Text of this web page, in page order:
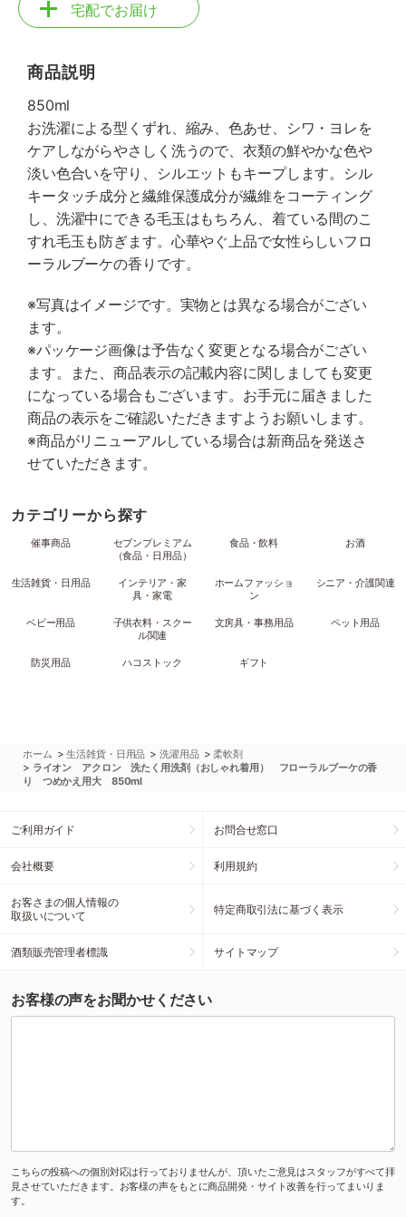
宅配でお届け
商品説明
850ml
お洗濯による型くずれ、縮み、色あせ、シワ・ヨレを
ケアしながらやさしく洗うので、衣類の鮮やかな色や
淡い色合いを守り、シルエットもキープします。シル
キータッチ成分と繊維保護成分が繊維をコーティング
し、洗濯中にできる毛玉はもちろん、着ている間のこ
すれ毛玉も防ぎます。心華やぐ上品で女性らしいフロ
ーラルブーケの香りです。
※写真はイメージです。実物とは異なる場合がござい
ます。
※パッケージ画像は予告なく変更となる場合がござい
ます。また、商品表示の記載内容に関しましても変更
になっている場合もございます。お手元に届きました
商品の表示をご確認いただきますようお願いします。
※商品がリニューアルしている場合は新商品を発送さ
せていただきます。
カテゴリーから探す
催事商品
セブンプレミアム
（食品・日用品）
食品・飲料 お酒
生活雑貨・日用品
インテリア・家
具・家電
ホームファッショ
ン
シニア・介護関連
ベビー用品
子供衣料・スクー
ル関連
文房具・事務用品 ペット用品
防災用品 ハコストック ギフト
ホーム >生活雑貨・日用品 >洗濯用品 >柔軟剤
> ライオン アクロン 洗たく用洗剤（おしゃれ着用） フローラルブーケの香
り つめかえ用大 850ml
ご利用ガイド お問合せ窓口
会社概要 利用規約
お客さまの個人情報の
取扱いについて
特定商取引法に基づく表示
酒類販売管理者標識 サイトマップ
お客様の声をお聞かせください
こちらの投稿への個別対応は行っておりませんが、頂いたご意見はスタッフがすべて拝
見させていただきます。お客様の声をもとに商品開発・サイト改善を行ってまいりま
す。